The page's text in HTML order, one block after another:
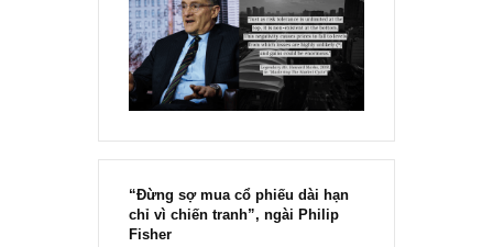
[Ấn phẩm kỳ 82], 36/36 trang,
chính thức phát hành!!